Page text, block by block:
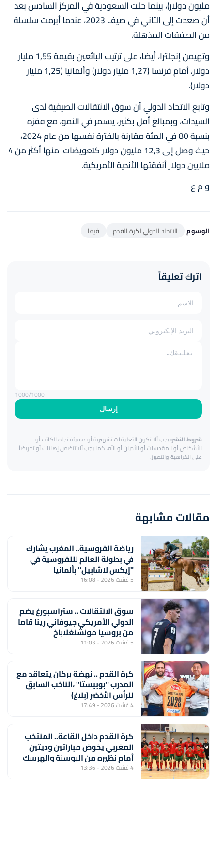
مليون دولار)، بينما حلت السعودية في المركز السادس بعد
أن صعدت إلى الثاني في صيف 2023، عندما أبرمت سلسلة
من الصفقات المذهلة.
وتهيمن إنجلترا، أيضا، على ترتيب البائعين بقيمة 1,55 مليار
دولار، أمام فرنسا (1,27 مليار دولار) وألمانيا (1,25 مليار
دولار).
وتابع الاتحاد الدولي أن سوق الانتقالات الصيفية لدى
السيدات، وبمبالغ أقل بكثير، يستمر في النمو، مع قفزة
بنسبة 80 في المئة مقارنة بالفترة نفسها من عام 2024،
حيث وصل إلى 12,3 مليون دولار كتعويضات، منها أكثر من 4
ملايين دولار أنفقتها الأندية الأمريكية.
و م ع
الوسوم الاتحاد الدولي لكرة القدم فيفا
اترك تعليقاً
إرسال
1000/1000
شروط النشر:يجب ألا تكون التعليقات تشهيرية أو مسيئة تجاه الكاتب أو
الأشخاص أو المقدسات أو الأديان أو الله. كما يجب ألا تتضمن إهانات أو تحريضاً
على الكراهية والتمييز.
مقالات مشابهة
رياضة الفروسية.. المغرب يشارك
في بطولة العالم لللفروسية في
"إيكس لاشابيل" بألمانيا
5 غشت 2026 - 16:08
سوق الانتقالات .. ستراسبورغ يضم
الدولي الأمريكي جيوفاني رينا قاما
من بروسيا مونشنغلاباخ
5 غشت 2026 - 11:03
كرة القدم .. نهضة بركان يتعاقد مع
المدرب "بوبيستا" ،الناخب السابق
للرأس الأخضر (بلاغ)
4 غشت 2026 - 17:49
كرة القدم داخل القاعة.. المنتخب
المغربي يخوض مباراتين وديتين
أمام نظيره من البوسنة والهرسك
4 غشت 2026 - 13:36